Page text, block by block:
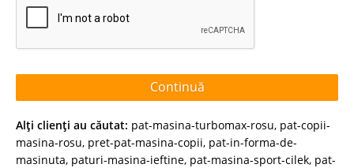
Continuă
Alţi clienţi au căutat: pat-masina-turbomax-rosu, pat-copii-
masina-rosu, pret-pat-masina-copii, pat-in-forma-de-
masinuta, paturi-masina-ieftine, pat-masina-sport-cilek, pat-